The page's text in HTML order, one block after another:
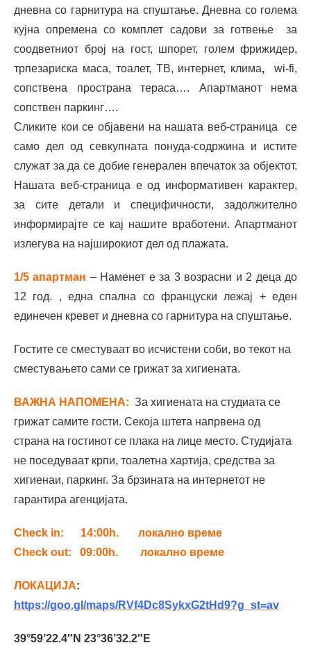
дневна со гарнитура на спуштање. Дневна со голема
кујна опремена со комплет садови за готвење за
соодветниот број на гост, шпорет, голем фрижидер,
трпезариска маса, тоалет, ТВ, интернет, клима,
wi-fi,
сопствена пространа тераса…. Апартманот нема
сопствен паркинг….
Сликите кои се објавени на нашата веб-страница се
само дел од севкупната понуда-содржина и истите
служат за да се добие генерален впечаток за објектот.
Нашата веб-страница е од информативен карактер,
за сите детали и специфичности, задолжително
информирајте се кај нашите вработени. Апартманот
излегува на најширокиот дел од плажата.
1/5 апартман – Наменет е за 3 возрасни и 2 деца до
12 год. , една спална со француски лежај + еден
единечен кревет и дневна со гарнитура на спуштање.
Гостите се сместуваат во исчистени соби, во текот на
сместувањето сами се грижат за хигиената.
ВАЖНA НАПОМЕНА: За хигиената на студиата се
грижат самите гости. Секоја штета напрвена од
страна на гостинот се плака на лице место. Студијата
не поседуваат крпи, тоалетна хартија, средства за
хигиенаи, паркинг. За брзината на интернетот не
гарантира агенцијата.
Check in:
14:00h. локално време
Check out: 09:00h. локално време
ЛОКАЦИЈА:
https://goo.gl/maps/RVf4Dc8SykxG2tHd9?g_st=av
39°59’22.4″N 23°36’32.2″E